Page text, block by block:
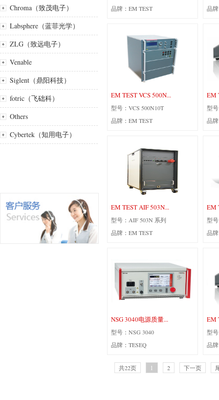
Chroma（致茂电子）
Labsphere（蓝菲光学）
ZLG（致远电子）
Venable
Siglent（鼎阳科技）
fotric（飞础科）
Others
Cybertek（知用电子）
品牌：EM TEST
品
EM TEST VCS 500N...
型号：VCS 500N10T
品牌：EM TEST
EM
型
品
EM TEST AIF 503N...
型号：AIF 503N 系列
品牌：EM TEST
EM
型
品
NSG 3040电源质量...
型号：NSG 3040
品牌：TESEQ
EM
型
品
共22页 1 2 下一页